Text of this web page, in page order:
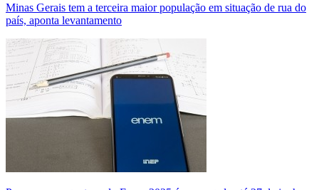
Minas Gerais tem a terceira maior população em situação de rua do
país, aponta levantamento